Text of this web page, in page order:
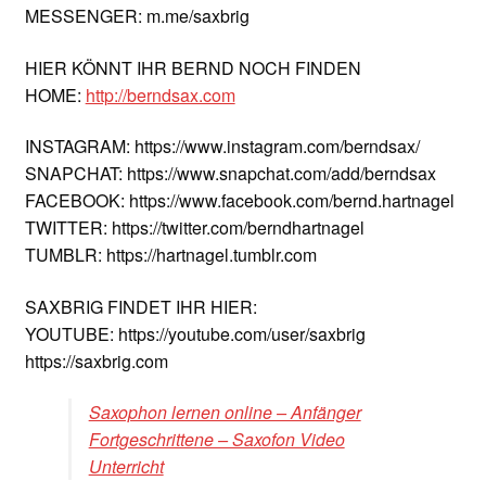
MESSENGER: m.me/saxbrig
HIER KÖNNT IHR BERND NOCH FINDEN
HOME: http://berndsax.com
INSTAGRAM: https://www.instagram.com/berndsax/
SNAPCHAT: https://www.snapchat.com/add/berndsax
FACEBOOK: https://www.facebook.com/bernd.hartnagel
TWITTER: https://twitter.com/berndhartnagel
TUMBLR: https://hartnagel.tumblr.com
SAXBRIG FINDET IHR HIER:
YOUTUBE: https://youtube.com/user/saxbrig
https://saxbrig.com
Saxophon lernen online – Anfänger
Fortgeschrittene – Saxofon Video
Unterricht